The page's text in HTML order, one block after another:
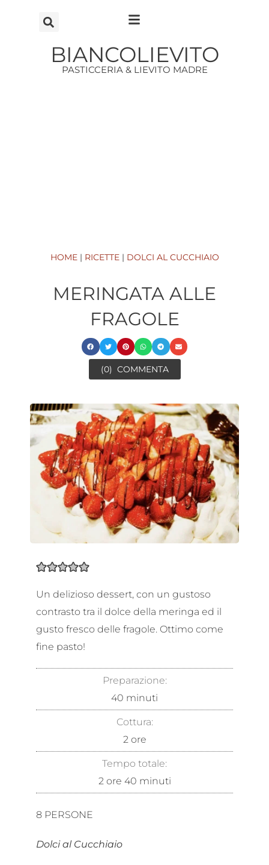
BIANCOLIEVITO
PASTICCERIA & LIEVITO MADRE
HOME| RICETTE| DOLCI AL CUCCHIAIO
MERINGATA ALLE
FRAGOLE
(0) COMMENTA
Un delizioso dessert, con un gustoso
contrasto tra il dolce della meringa ed il
gusto fresco delle fragole. Ottimo come
fine pasto!
Preparazione:
40 minuti
Cottura:
2 ore
Tempo totale:
2 ore 40 minuti
8 PERSONE
Dolci al Cucchiaio